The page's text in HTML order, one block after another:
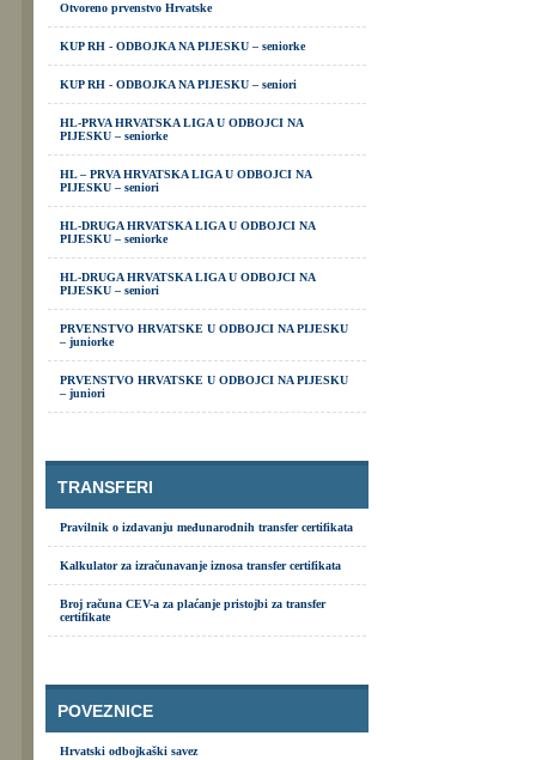
Otvoreno prvenstvo Hrvatske
KUP RH - ODBOJKA NA PIJESKU – seniorke
KUP RH - ODBOJKA NA PIJESKU – seniori
HL-PRVA HRVATSKA LIGA U ODBOJCI NA
PIJESKU – seniorke
HL – PRVA HRVATSKA LIGA U ODBOJCI NA
PIJESKU – seniori
HL-DRUGA HRVATSKA LIGA U ODBOJCI NA
PIJESKU – seniorke
HL-DRUGA HRVATSKA LIGA U ODBOJCI NA
PIJESKU – seniori
PRVENSTVO HRVATSKE U ODBOJCI NA PIJESKU
– juniorke
PRVENSTVO HRVATSKE U ODBOJCI NA PIJESKU
– juniori
TRANSFERI
Pravilnik o izdavanju međunarodnih transfer certifikata
Kalkulator za izračunavanje iznosa transfer certifikata
Broj računa CEV-a za plaćanje pristojbi za transfer
certifikate
POVEZNICE
Hrvatski odbojkaški savez